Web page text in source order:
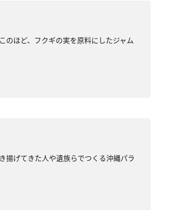
のほど、フクギの実を原料にしたジャム
揚げてきた人や遺族らでつくる沖縄パラ